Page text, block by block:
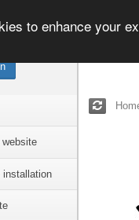
installation
to enhance your